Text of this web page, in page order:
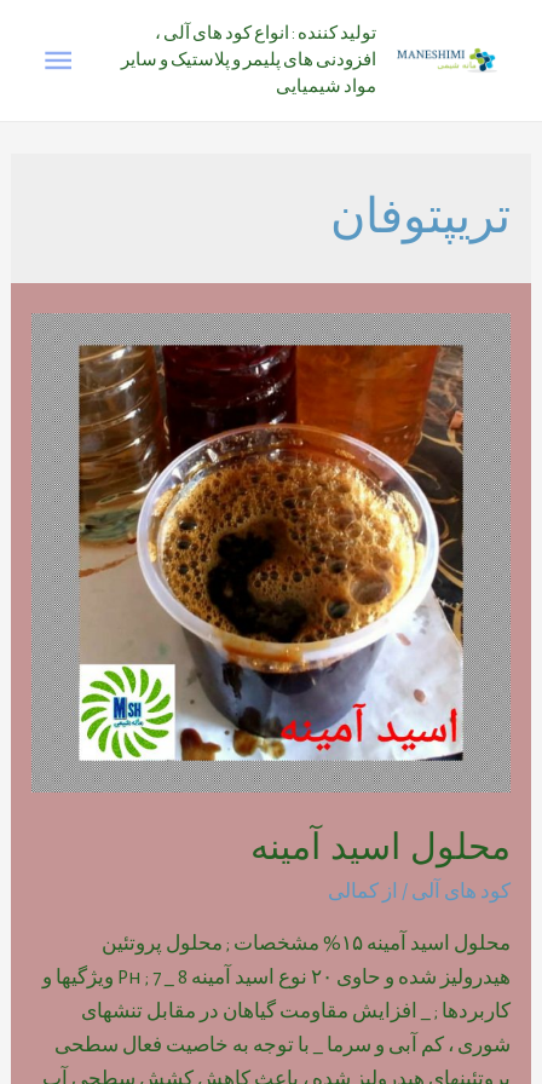
تولید کننده : انواع کود های آلی ،
افزودنی های پلیمر و پلاستیک و سایر
مواد شیمیایی
تریپتوفان
محلول اسید آمینه
کود های آلی / از کمالی
محلول اسید آمینه ۱۵% مشخصات ; محلول پروتئین
هیدرولیز شده و حاوی ۲۰ نوع اسید آمینه Ph ; 7 _ 8 ویژگیها و
کاربردها ; _ افزایش مقاومت گیاهان در مقابل تنشهای
شوری ، کم آبی و سرما _ با توجه به خاصیت فعال سطحی
پروتئینهای هیدرولیز شده ، باعث کاهش کشش سطحی آب